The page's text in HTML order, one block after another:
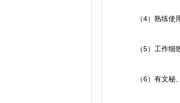
（4）熟练使用
（5）工作细致
（6）有文秘、